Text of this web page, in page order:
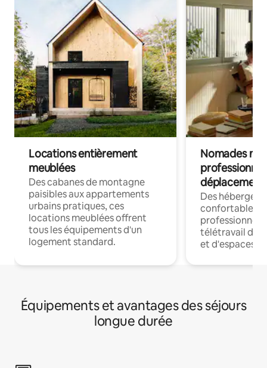
Locations entièrement
meublées
Des cabanes de montagne
paisibles aux appartements
urbains pratiques, ces
locations meublées offrent
tous les équipements d'un
logement standard.
Nomades
déplacement
Des
confortables
professionnels
télétravail
et d'espaces
Équipements et avantages des séjours
longue durée